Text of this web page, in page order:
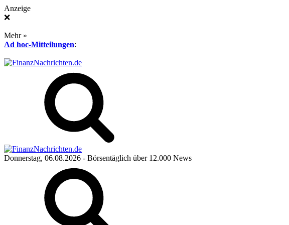
Anzeige
❌
Mehr »
Ad hoc-Mitteilungen:
Donnerstag, 06.08.2026 - Börsentäglich über 12.000 News